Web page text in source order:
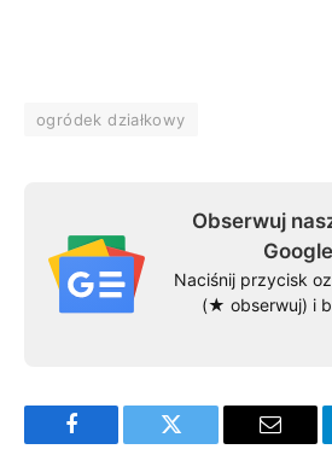
ogródek działkowy
Obserwuj
Naciśnij przycisk
(★ obserwuj) i
Facebook Twitter Email